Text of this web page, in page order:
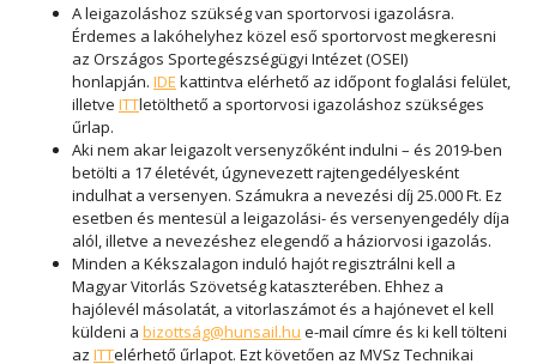
A leigazoláshoz szükség van sportorvosi igazolásra.
Érdemes a lakóhelyhez közel eső sportorvost megkeresni
az Országos Sportegészségügyi Intézet (OSEI)
honlapján. IDE kattintva elérhető az időpont foglalási felület,
illetve ITTletölthető a sportorvosi igazoláshoz szükséges
űrlap.
Aki nem akar leigazolt versenyzőként indulni – és 2019-ben
betölti a 17 életévét, úgynevezett rajtengedélyesként
indulhat a versenyen. Számukra a nevezési díj 25.000 Ft. Ez
esetben és mentesül a leigazolási- és versenyengedély díja
alól, illetve a nevezéshez elegendő a háziorvosi igazolás.
Minden a Kékszalagon induló hajót regisztrálni kell a
Magyar Vitorlás Szövetség kataszterében. Ehhez a
hajólevél másolatát, a vitorlaszámot és a hajónevet el kell
küldeni a bizottság@hunsail.hu e-mail címre és ki kell tölteni
az ITTelérhető űrlapot. Ezt követően az MVSz Technikai